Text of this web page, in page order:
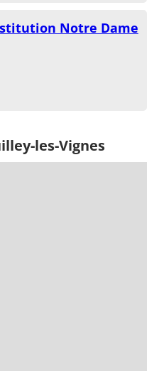
Notre Dame
les-Vignes